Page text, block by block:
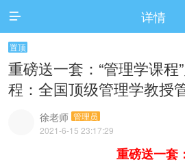
 详情
置顶
重磅送一套：“管理学课程
程：全国顶级管理学教授
徐老师 管理员
2021-6-15 23:17:29
重磅送一套：